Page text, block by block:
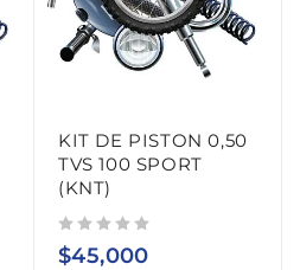
KIT DE PISTON 0,50
TVS 100 SPORT
(KNT)
$45,000